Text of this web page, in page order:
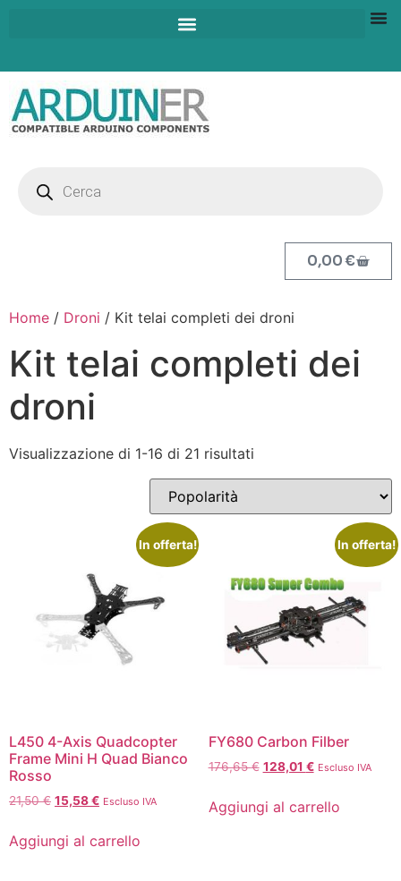
0,00€
Home / Droni / Kit telai completi dei droni
Kit telai completi dei
droni
Visualizzazione di 1-16 di 21 risultati
In offerta!
L450 4-Axis Quadcopter
Frame Mini H Quad Bianco
Rosso
21,50€ 15,58€ Escluso IVA
Aggiungi al carrello
In offerta!
FY680 Carbon Filber
176,65€ 128,01 € Escluso IVA
Aggiungi al carrello